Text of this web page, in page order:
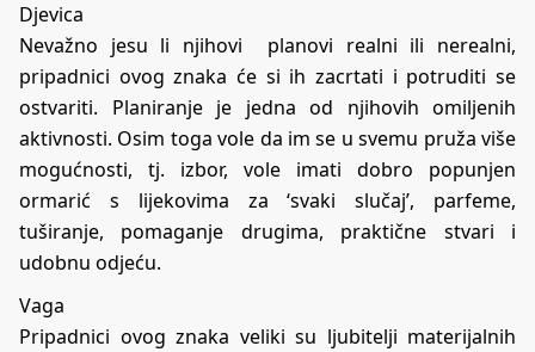
Djevica
Nevažno jesu li njihovi planovi realni ili nerealni,
pripadnici ovog znaka će si ih zacrtati i potruditi se
ostvariti. Planiranje je jedna od njihovih omiljenih
aktivnosti. Osim toga vole da im se u svemu pruža više
mogućnosti, tj. izbor, vole imati dobro popunjen
ormarić s lijekovima za ‘svaki slučaj’, parfeme,
tuširanje, pomaganje drugima, praktične stvari i
udobnu odjeću.
Vaga
Pripadnici ovog znaka veliki su ljubitelji materijalnih